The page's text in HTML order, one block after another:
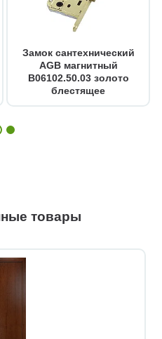
Замок сантехнический
AGB магнитный
B06102.50.03 золото
блестящее
товары